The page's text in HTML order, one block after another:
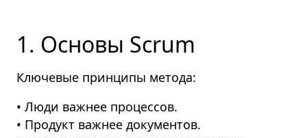
1. Основы Scrum
Ключевые принципы метода:
• Люди важнее процессов.
• Продукт важнее документов.